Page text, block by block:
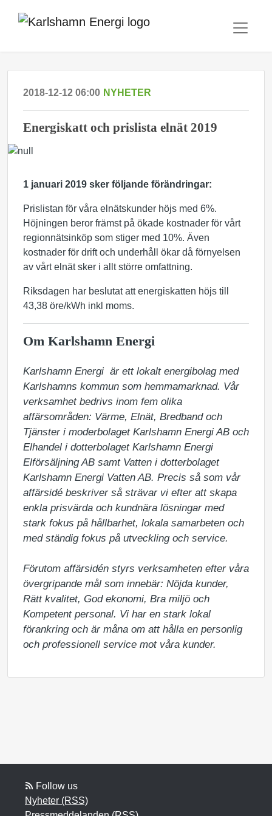
2018-12-12 06:00 NYHETER
Energiskatt och prislista elnät 2019
1 januari 2019 sker följande förändringar:
Prislistan för våra elnätskunder höjs med 6%.
Höjningen beror främst på ökade kostnader för vårt
regionnätsinköp som stiger med 10%. Även
kostnader för drift och underhåll ökar då förnyelsen
av vårt elnät sker i allt större omfattning.
Riksdagen har beslutat att energiskatten höjs till
43,38 öre/kWh inkl moms.
Om Karlshamn Energi
Karlshamn Energi  är ett lokalt energibolag med
Karlshamns kommun som hemmamarknad. Vår
verksamhet bedrivs inom fem olika
affärsområden: Värme, Elnät, Bredband och
Tjänster i moderbolaget Karlshamn Energi AB och
Elhandel i dotterbolaget Karlshamn Energi
Elförsäljning AB samt Vatten i dotterbolaget
Karlshamn Energi Vatten AB. Precis så som vår
affärsidé beskriver så strävar vi efter att skapa
enkla prisvärda och kundnära lösningar med
stark fokus på hållbarhet, lokala samarbeten och
med ständig fokus på utveckling och service.
Förutom affärsidén styrs verksamheten efter våra
övergripande mål som innebär: Nöjda kunder,
Rätt kvalitet, God ekonomi, Bra miljö och
Kompetent personal. Vi har en stark lokal
förankring och är måna om att hålla en personlig
och professionell service mot våra kunder.
Follow us
Nyheter (RSS)